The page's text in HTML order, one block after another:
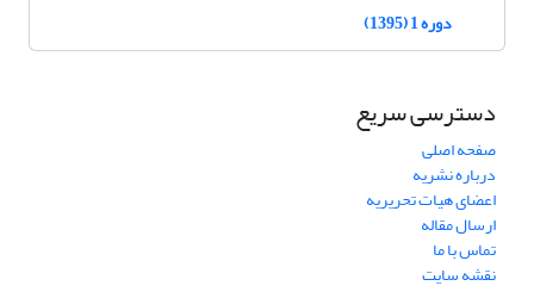
دوره 1 (1395)
دسترسی سریع
صفحه اصلی
درباره نشریه
اعضای هیات تحریریه
ارسال مقاله
تماس با ما
نقشه سایت